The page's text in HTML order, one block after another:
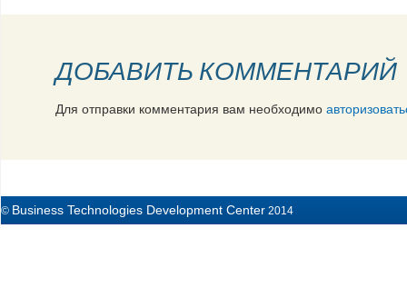
ДОБАВИТЬ КОММЕНТАРИЙ
Для отправки комментария вам необходимо
© Business Technologies Development Center 2014